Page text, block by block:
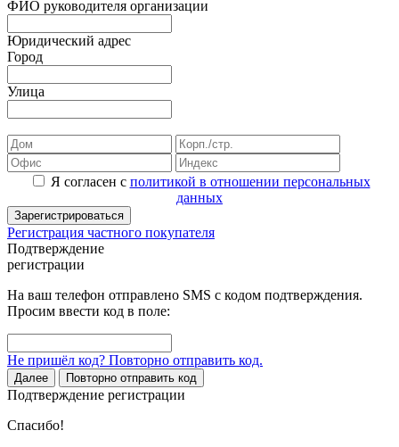
ФИО руководителя организации
Юридический адрес
Город
Улица
Я согласен с политикой в отношении персональных
данных
Зарегистрироваться
Регистрация частного покупателя
Подтверждение
регистрации
На ваш телефон отправлено SMS с кодом подтверждения.
Просим ввести код в поле:
Не пришёл код? Повторно отправить код.
Далее Повторно отправить код
Подтверждение регистрации
Спасибо!